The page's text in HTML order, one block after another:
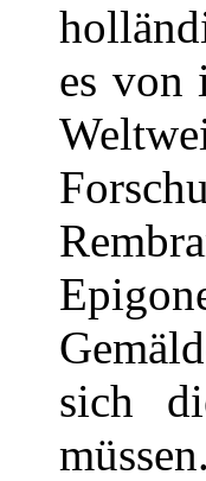
es von
sich
müssen.